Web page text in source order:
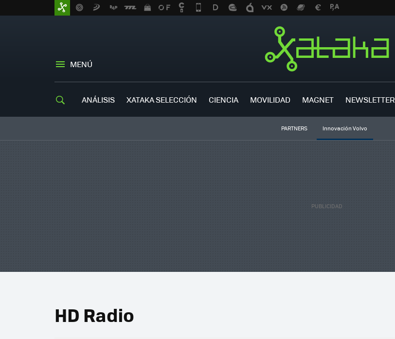
MENÚ
ANÁLISIS XATAKA SELECCIÓN CIENCIA MOVILIDAD MAGNET NEWSLETTER
PARTNERS Innovación Volvo
HD Radio